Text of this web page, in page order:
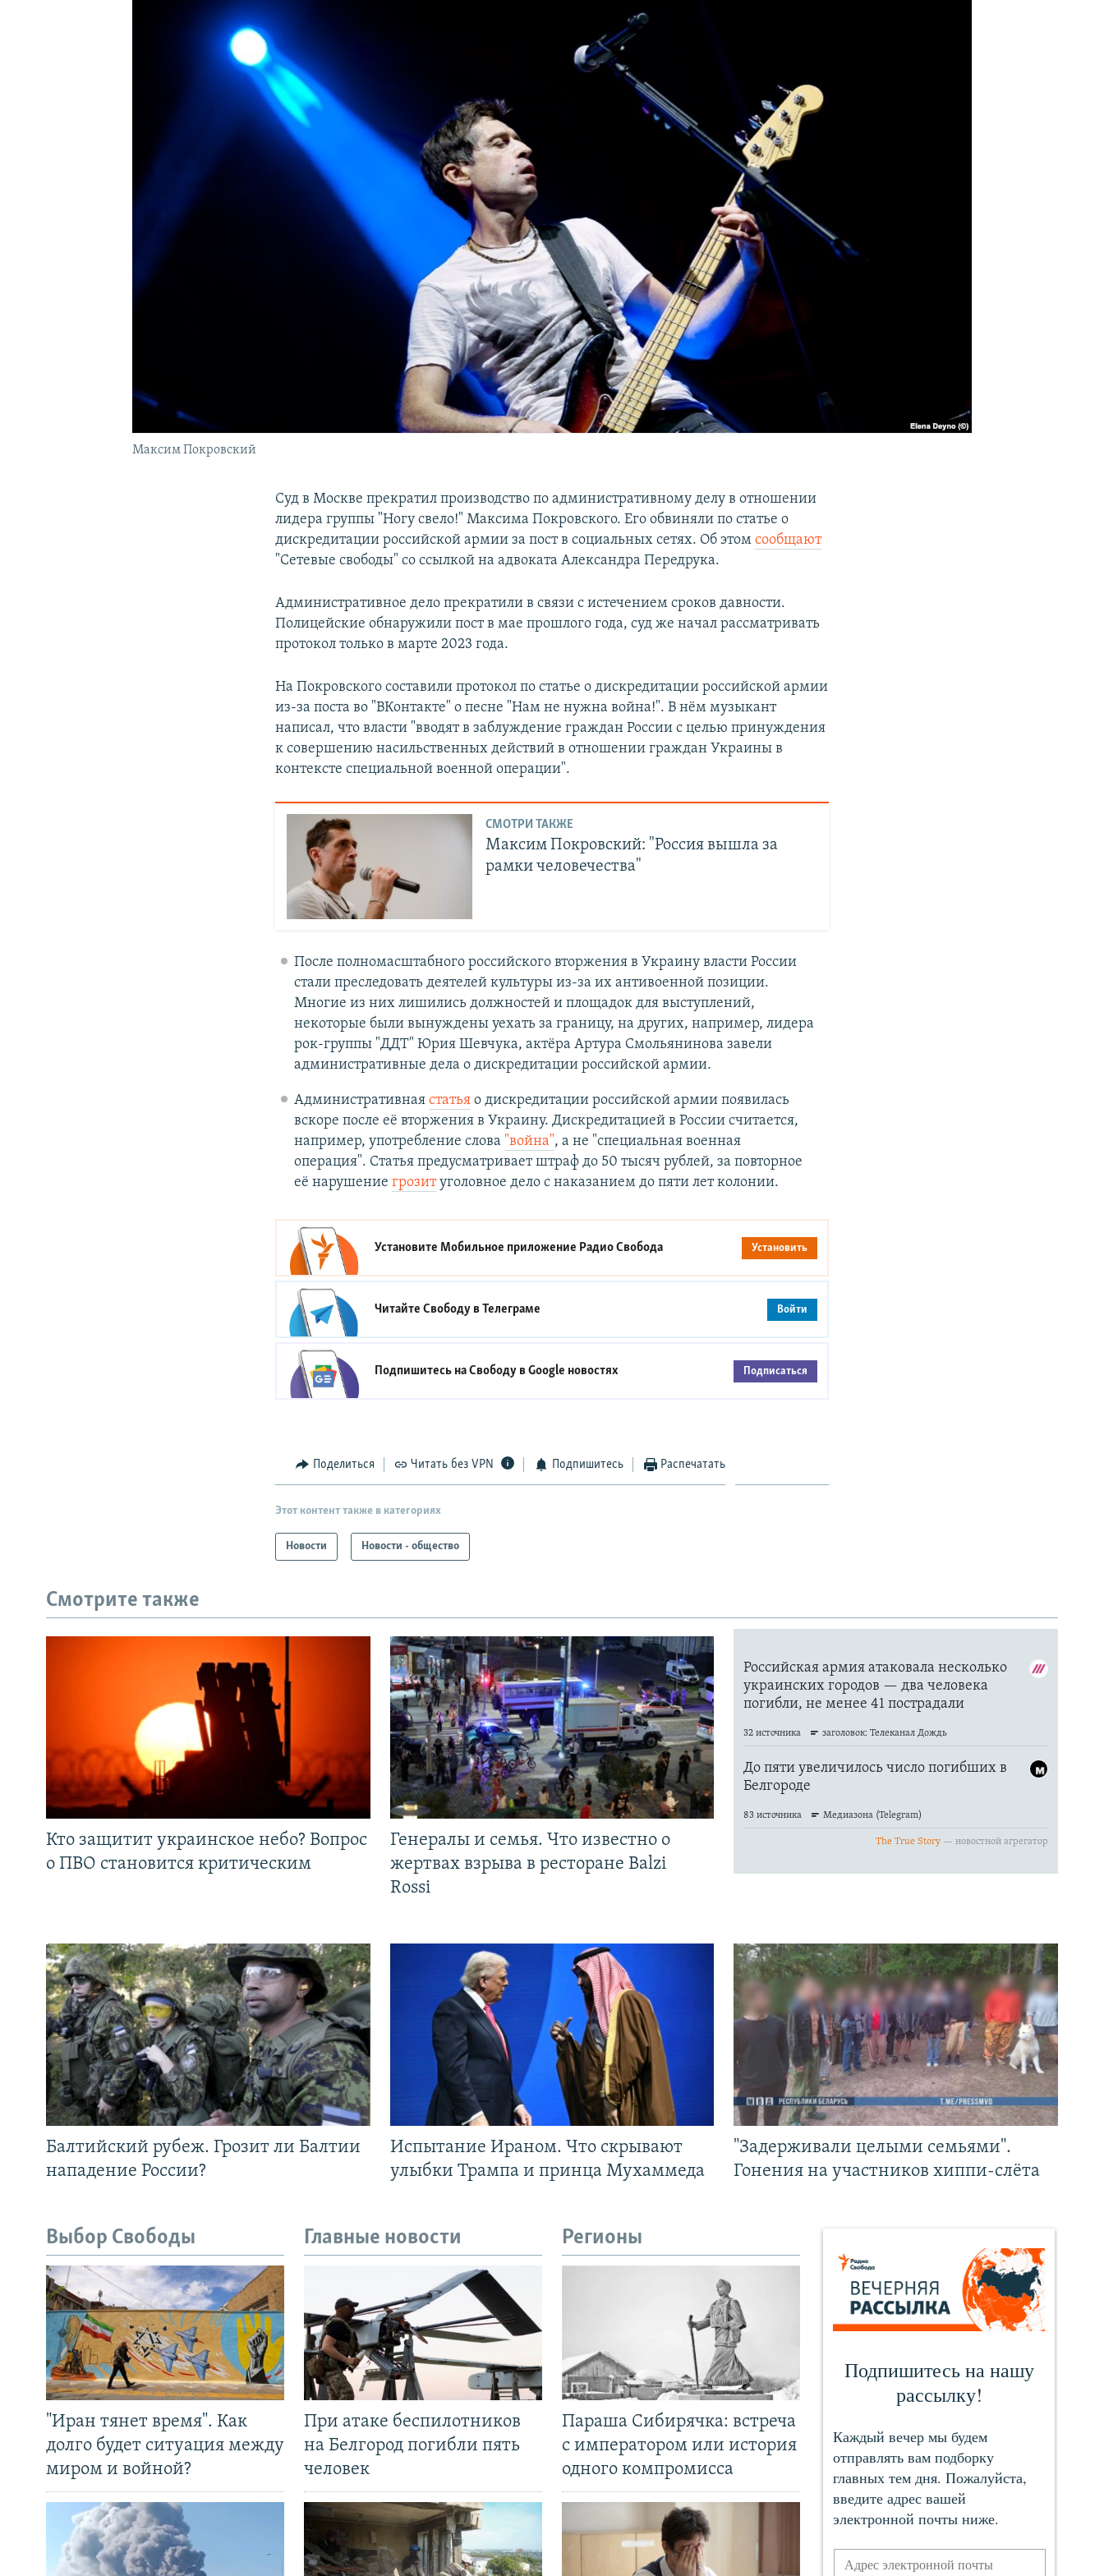
Максим Покровский
Суд в Москве прекратил производство по административному делу в отношении
лидера группы "Ногу свело!" Максима Покровского. Его обвиняли по статье о
дискредитации российской армии за пост в социальных сетях. Об этомсообщают
"Сетевые свободы" со ссылкой на адвоката Александра Передрука.
Административное дело прекратили в связи с истечением сроков давности.
Полицейские обнаружили пост в мае прошлого года, суд же начал рассматривать
протокол только в марте 2023 года.
На Покровского составили протокол по статье о дискредитации российской армии
из-за поста во "ВКонтакте" о песне "Нам не нужна война!". В нём музыкант
написал, что власти "вводят в заблуждение граждан России с целью принуждения
к совершению насильственных действий в отношении граждан Украины в
контексте специальной военной операции".
СМОТРИ ТАКЖЕ
Максим Покровский: "Россия вышла за
рамки человечества"
После полномасштабного российского вторжения в Украину власти России
стали преследовать деятелей культуры из-за их антивоенной позиции.
Многие из них лишились должностей и площадок для выступлений,
некоторые были вынуждены уехать за границу, на других, например, лидера
рок-группы "ДДТ" Юрия Шевчука, актёра Артура Смольянинова завели
административные дела о дискредитации российской армии.
Административная статьяо дискредитации российской армии появилась
вскоре после её вторжения в Украину. Дискредитацией в России считается,
например, употребление слова "война", а не "специальная военная
операция". Статья предусматривает штраф до 50 тысяч рублей, за повторное
её нарушение грозитуголовное дело с наказанием до пяти лет колонии.
Установите Мобильное приложение Радио Свобода Установить
Читайте Свободу вТелеграме Войти
Подпишитесь на Свободу вGoogle новостях Подписаться
Поделиться Читать без VPN Подпишитесь Распечатать
Этот контент также в категориях
Новости Новости - общество
Смотрите также
Кто защитит украинское небо? Вопрос
о ПВО становится критическим
Генералы и семья. Что известно о
жертвах взрыва в ресторане Balzi
Rossi
Балтийский рубеж. Грозит ли Балтии
нападение России?
Испытание Ираном. Что скрывают
улыбки Трампа и принца Мухаммеда
"Задерживали целыми семьями".
Гонения на участников хиппи-слёта
Выбор Свободы
"Иран тянет время". Как
долго будет ситуация между
миром и войной?
Главные новости
При атаке беспилотников
на Белгород погибли пять
человек
Регионы
Параша Сибирячка: встреча
с императором или история
одного компромисса